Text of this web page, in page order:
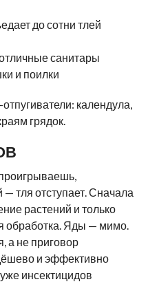
до сотни тлей
санитары
и поилки
календула,
грядок.
тля отступает. Сначала
растений и только
обработка. Яды — мимо.
а не приговор
и эффективно
инсектицидов